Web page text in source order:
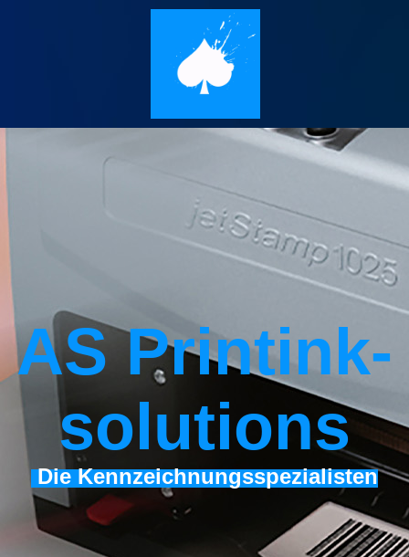
AS Printink­
solutions
Die Kennzeichnungsspezialisten